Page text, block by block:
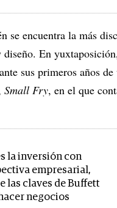
se encuentra la más
En
sus primeros años
Small Fry, en el que
la inversión con
empresarial,
las claves de Buffett
negocios